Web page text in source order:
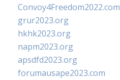
Convoy4Freedom2022.com
grur2023.org
hkhk2023.org
napm2023.org
apsdfd2023.org
forumausape2023.com